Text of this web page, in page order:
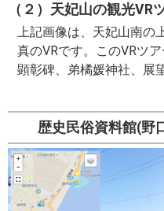
（２）天妃山の観光VR
上記画像は、天妃山南の
真のVRです。このVRツ
顕彰碑、弟橘媛神社、展
歴史民俗資料館(野